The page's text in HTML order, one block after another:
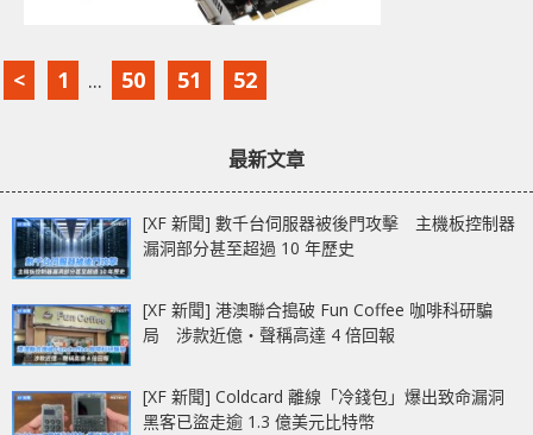
< 1 ... 50 51 52
最新文章
[XF 新聞] 數千台伺服器被後門攻擊 主機板控制器
漏洞部分甚至超過 10 年歷史
[XF 新聞] 港澳聯合搗破 Fun Coffee 咖啡科研騙
局 涉款近億‧聲稱高達 4 倍回報
[XF 新聞] Coldcard 離線「冷錢包」爆出致命漏洞
黑客已盜走逾 1.3 億美元比特幣